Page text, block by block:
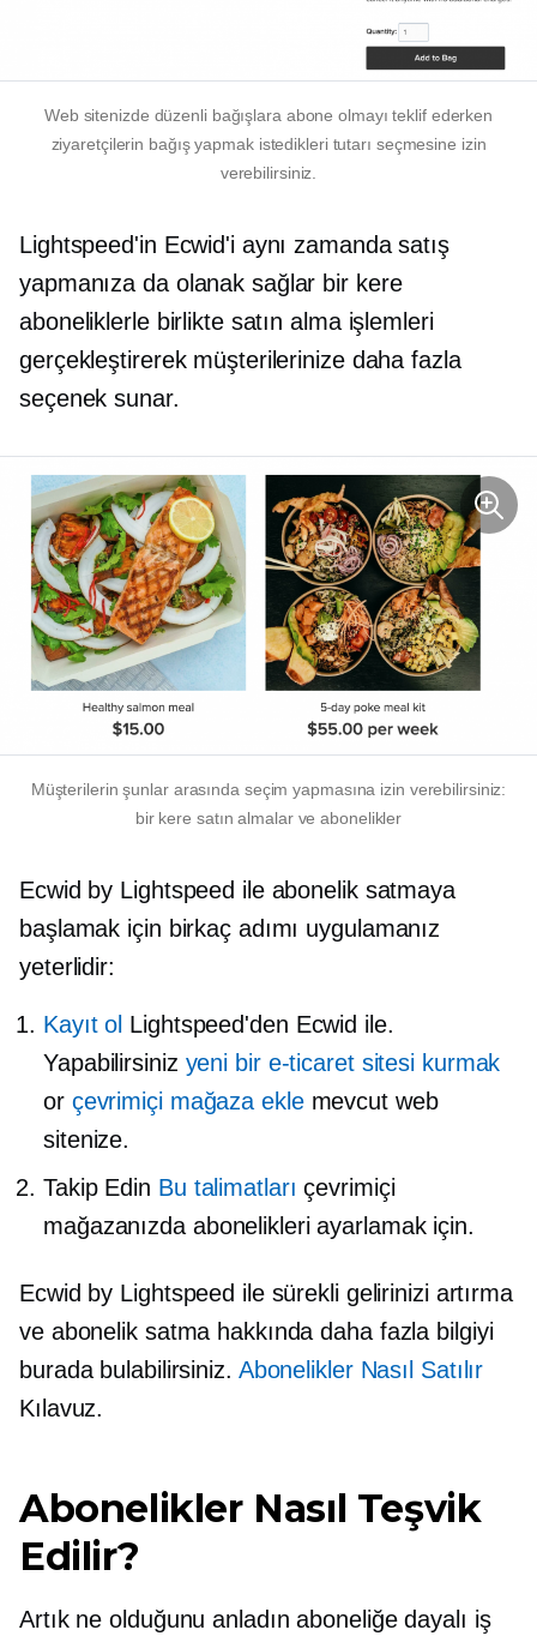
Web sitenizde düzenli bağışlara abone olmayı teklif ederken
ziyaretçilerin bağış yapmak istedikleri tutarı seçmesine izin
verebilirsiniz.
Lightspeed'in Ecwid'i aynı zamanda satış
yapmanıza da olanak sağlar bir kere
aboneliklerle birlikte satın alma işlemleri
gerçekleştirerek müşterilerinize daha fazla
seçenek sunar.
Müşterilerin şunlar arasında seçim yapmasına izin verebilirsiniz:
bir kere satın almalar ve abonelikler
Ecwid by Lightspeed ile abonelik satmaya
başlamak için birkaç adımı uygulamanız
yeterlidir:
Kayıt ol Lightspeed'den Ecwid ile.
Yapabilirsiniz yeni bir e-ticaret sitesi kurmak
or çevrimiçi mağaza eklemevcut web
sitenize.
Takip Edin Bu talimatları çevrimiçi
mağazanızda abonelikleri ayarlamak için.
Ecwid by Lightspeed ile sürekli gelirinizi artırma
ve abonelik satma hakkında daha fazla bilgiyi
burada bulabilirsiniz. Abonelikler Nasıl Satılır
Kılavuz.
Abonelikler Nasıl Teşvik
Edilir?
Artık ne olduğunu anladınaboneliğe dayalı iş